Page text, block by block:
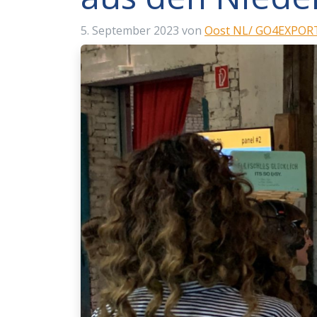
5. September 2023 von Oost NL/